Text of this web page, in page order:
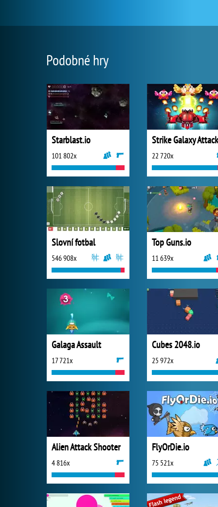
Podobné hry
Starblast.io
101 802x
Strike Galaxy Attack
22 720x
Slovní fotbal
546 908x
Top Guns.io
11 639x
Galaga Assault
17 721x
Cubes 2048.io
25 972x
Alien Attack Shooter
4 816x
FlyOrDie.io
75 521x